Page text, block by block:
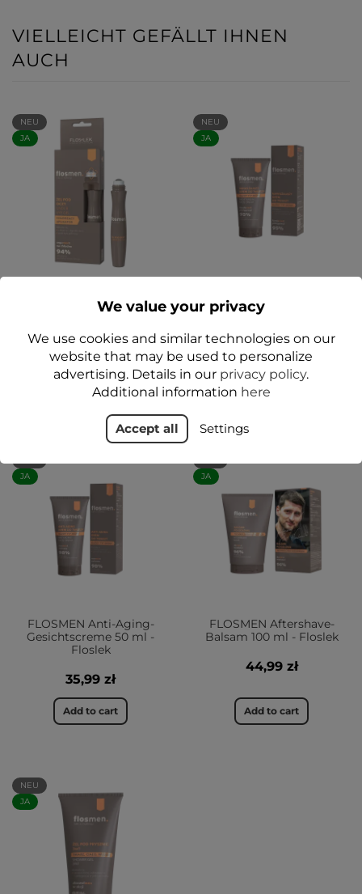
VIELLEICHT GEFÄLLT IHNEN
AUCH
NEU
JA
- Floslek
Add to cart
NEU
JA
Feuchtigkeitsspendende
Gesichtscreme 50 ml -
35,99 zł
Add to cart
JA
FLOSMEN Anti-Aging-
Gesichtscreme 50 ml -
Floslek
35,99 zł
Add to cart
JA
FLOSMEN Aftershave-
Balsam 100 ml - Floslek
44,99 zł
Add to cart
NEU
JA
We value your privacy
We use cookies and similar technologies on our
website that may be used to personalize
advertising. Details in our privacy policy.
Additional information here
Accept all Settings